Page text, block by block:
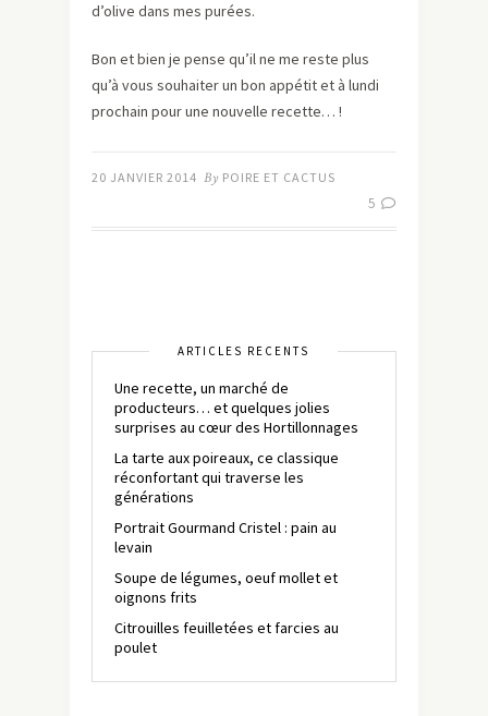
d’olive dans mes purées.
Bon et bien je pense qu’il ne me reste plus
qu’à vous souhaiter un bon appétit et à lundi
prochain pour une nouvelle recette… !
20 JANVIER 2014 By POIRE ET CACTUS
5
ARTICLES RÉCENTS
Une recette, un marché de
producteurs… et quelques jolies
surprises au cœur des Hortillonnages
La tarte aux poireaux, ce classique
réconfortant qui traverse les
générations
Portrait Gourmand Cristel : pain au
levain
Soupe de légumes, oeuf mollet et
oignons frits
Citrouilles feuilletées et farcies au
poulet